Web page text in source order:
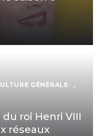
GÉNÉRALE
,
roi Henri VIII
réseaux